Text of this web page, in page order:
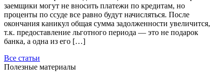
заемщики могут не вносить платежи по кредитам, но
проценты по ссуде все равно будут начисляться. После
окончания каникул общая сумма задолженности увеличится,
т.к. предоставление льготного периода — это не подарок
банка, а одна из его […]
Все статьи
Полезные материалы